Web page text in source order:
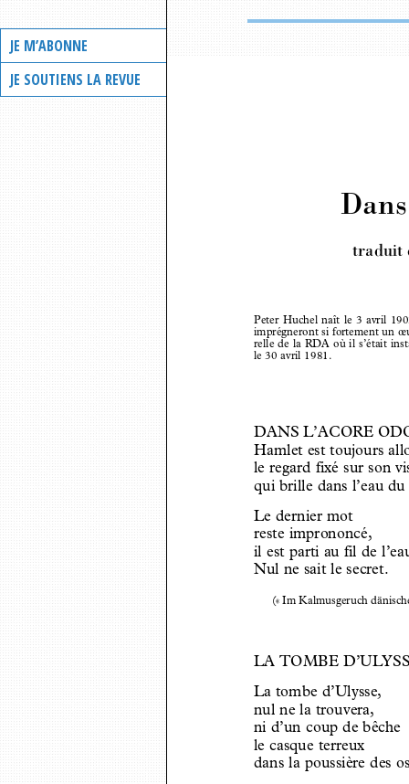
JE M’ABONNE
JE SOUTIENS LA REVUE
traduit
Peter  Huchel  naît  le  3  avril
imprégneront si fortement un
relle de la RDA où il s’était
le 30 avril 1981.
DANS L’ACORE
Hamlet est toujours
le regard fixé sur son
qui brille dans l’eau
Le dernier mot
reste imprononcé,
il est parti au fil de
Nul ne sait le secret.
(« Im Kalmusgeruch
LA TOMBE D’UL
La tombe d’Ulysse,
nul ne la trouvera,
ni d’un coup de bêche
le casque terreux
dans la poussière des